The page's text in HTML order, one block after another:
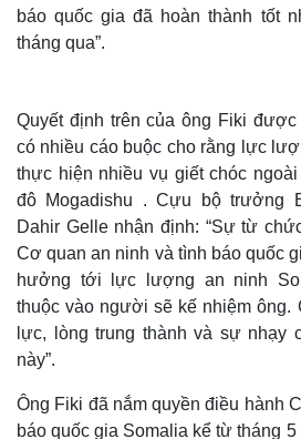
báo quốc gia đã hoàn thành tốt
tháng qua”.
Quyết định trên của ông Fiki
có nhiều cáo buộc cho rằng lực
thực hiện nhiều vụ giết chóc
đô Mogadishu . Cựu bộ trưởng
Dahir Gelle nhận định: “Sự từ
Cơ quan an ninh và tình báo quốc
hưởng tới lực lượng an ninh
thuộc vào người sẽ kế nhiệm ông.
lực, lòng trung thành và sự nhạy
này”.
Ông Fiki đã nắm quyền điều hành
báo quốc gia Somalia kể từ tháng